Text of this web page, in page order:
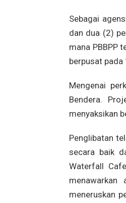
Sebagai
dan dua (2)
mana PBBPP
berpusat pada
Mengenai
Bendera.
menyaksikan
Penglibatan
secara baik
Waterfall
meneruskan